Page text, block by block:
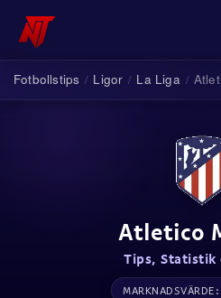
Fotbollstips / Ligor / La Liga /
Atletico
Tips, Statistik
MARKNADSVÄRDE: